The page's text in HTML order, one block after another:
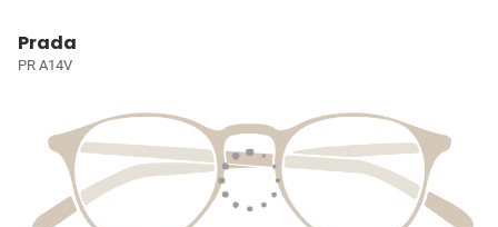
Prada
PR A14V